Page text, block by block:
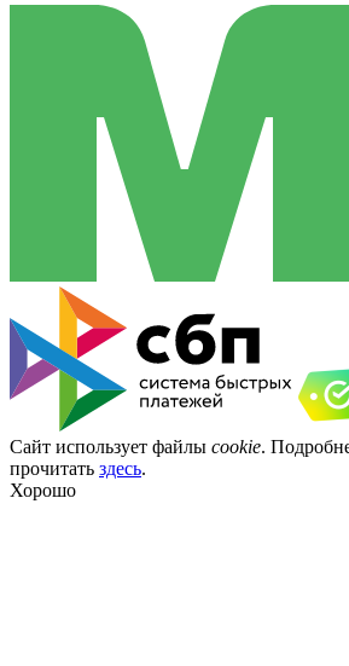
Сайт использует файлы cookie.
прочитать здесь.
Хорошо